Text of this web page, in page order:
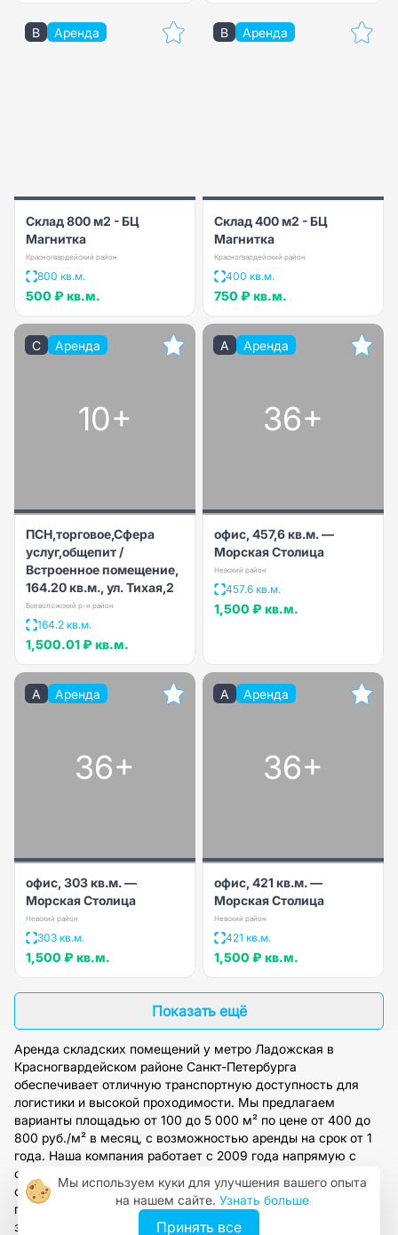
B Аренда
Склад 800 м2 - БЦ
Магнитка
Красногвардейский район
800 кв.м.
500 ₽ кв.м.
B Аренда
Склад 400 м2 - БЦ
Магнитка
Красногвардейский район
400 кв.м.
750 ₽ кв.м.
C Аренда
10+
ПСН,торговое,Сфера
услуг,общепит /
Встроенное помещение,
164.20 кв.м., ул. Тихая,2
Всеволожский р-н район
164.2 кв.м.
1,500.01 ₽ кв.м.
A Аренда
36+
офис, 457,6 кв.м. —
Морская Столица
Невский район
457.6 кв.м.
1,500 ₽ кв.м.
A Аренда
36+
офис, 303 кв.м. —
Морская Столица
Невский район
303 кв.м.
1,500 ₽ кв.м.
A Аренда
36+
офис, 421 кв.м. —
Морская Столица
Невский район
421 кв.м.
1,500 ₽ кв.м.
Показать ещё
Аренда складских помещений у метро Ладожская в
Красногвардейском районе Санкт-Петербурга
обеспечивает отличную транспортную доступность для
логистики и высокой проходимости. Мы предлагаем
варианты площадью от 100 до 5 000 м² по цене от 400 до
800 руб./м² в месяц, с возможностью аренды на срок от 1
года. Наша компания работает с 2009 года напрямую с
собственниками, предоставляя полное юридическое
сопровождение сделок. Оставьте заявку на сайте, чтобы
получить консультацию и подобрать склад под ваши
задачи.
Мы используем куки для улучшения вашего опыта
на нашем сайте. Узнать больше
Принять все